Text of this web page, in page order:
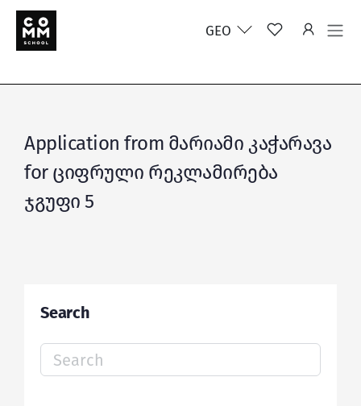
GEO
Application from მარიამი კაჭარავა
for ციფრული რეკლამირება
ჯგუფი 5
Search
Search
for: